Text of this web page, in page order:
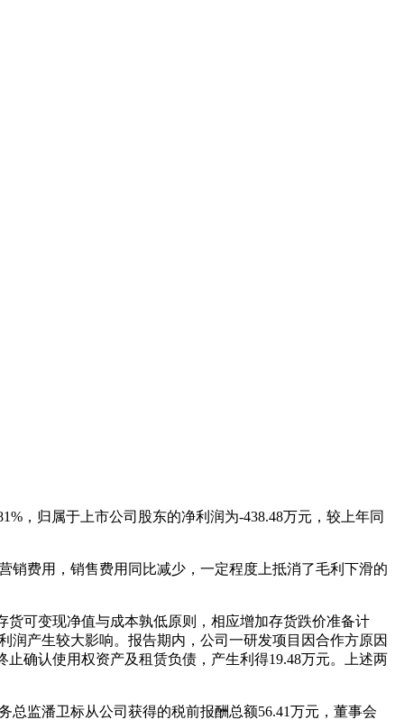
，归属于上市公司股东的净利润为-438.48万元，较上年同
销费用，销售费用同比减少，一定程度上抵消了毛利下滑的
货可变现净值与成本孰低原则，相应增加存货跌价准备计
产生较大影响。报告期内，公司一研发项目因合作方原因
确认使用权资产及租赁负债，产生利得19.48万元。上述两
总监潘卫标从公司获得的税前报酬总额56.41万元，董事会